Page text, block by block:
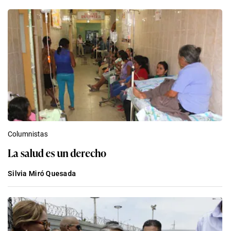
Columnistas
La salud es un derecho
Silvia Miró Quesada